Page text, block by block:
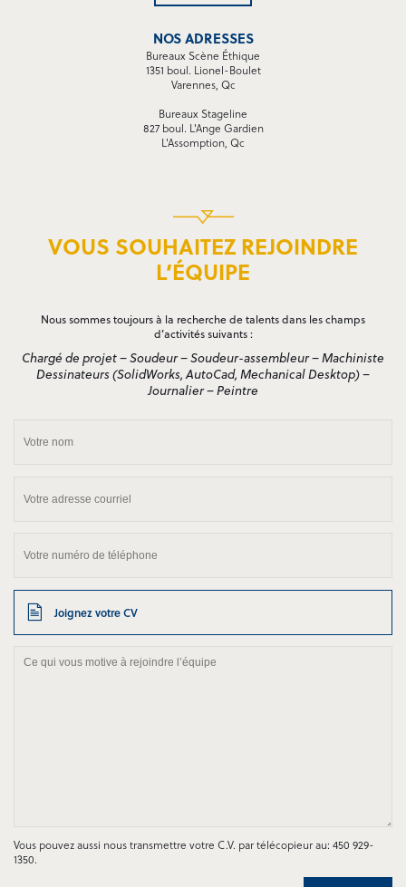
NOS ADRESSES
Bureaux Scène Éthique
1351 boul. Lionel-Boulet
Varennes, Qc
Bureaux Stageline
827 boul. L'Ange Gardien
L'Assomption, Qc
VOUS SOUHAITEZ REJOINDRE
L’ÉQUIPE
Nous sommes toujours à la recherche de talents dans les champs
d’activités suivants :
Chargé de projet – Soudeur – Soudeur-assembleur – Machiniste
Dessinateurs (SolidWorks, AutoCad, Mechanical Desktop) –
Journalier – Peintre
Joignez votre CV
Vous pouvez aussi nous transmettre votre C.V. par télécopieur au: 450 929-
1350.